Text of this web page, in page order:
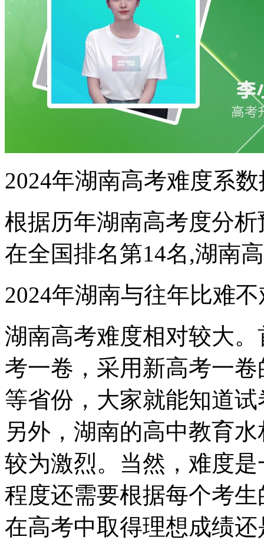
2024年湖南高考难度系
根据历年湖南高考度分
在全国排名第14名,湖南
2024年湖南与往年比难
湖南高考难度相对较大
考一卷，采用新高考一
等省份，大家就能知道
另外，湖南的高中教育
较为激烈。当然，难度
程度还需要根据每个考
在高考中取得理想成绩